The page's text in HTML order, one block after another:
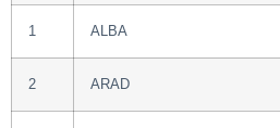
1 ALBA
2 ARAD